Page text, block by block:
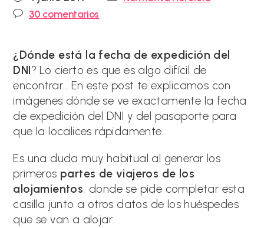
de
la
Comentarios
30 comentarios
¿Dónde está la fecha de expedición del
DNI? Lo cierto es que es algo difícil de
encontrar… En este post te explicamos con
imágenes dónde se ve exactamente la fecha
de expedición del DNI y del pasaporte para
que la localices rápidamente.
Es una duda muy habitual al generar los
primeros partes de viajeros de los
alojamientos, donde se pide completar esta
casilla junto a otros datos de los huéspedes
que se van a alojar.